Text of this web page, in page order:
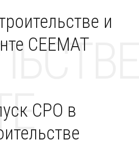
и
CEEMAT
СРО в